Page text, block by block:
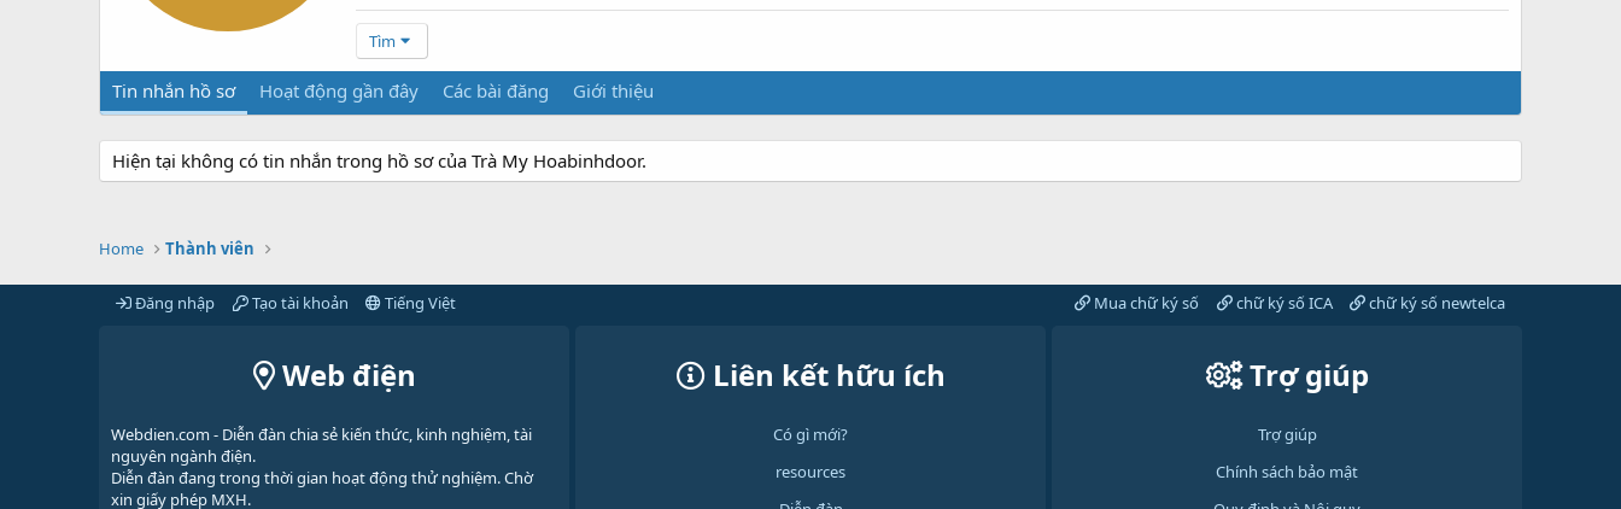
Tìm
Tin nhắn hồ sơ Hoạt động gần đây Các bài đăng Giới thiệu
Hiện tại không có tin nhắn trong hồ sơ của Trà My Hoabinhdoor.
Home Thành viên
Đăng nhập Tạo tài khoản Tiếng Việt Mua chữ ký số chữ ký số ICA chữ ký số newtelca
Web điện
Webdien.com - Diễn đàn chia sẻ kiến thức, kinh nghiệm, tài
nguyên ngành điện.
Diễn đàn đang trong thời gian hoạt động thử nghiệm. Chờ
xin giấy phép MXH.
Liên kết hữu ích
Có gì mới?
resources
Trợ giúp
Trợ giúp
Chính sách bảo mật